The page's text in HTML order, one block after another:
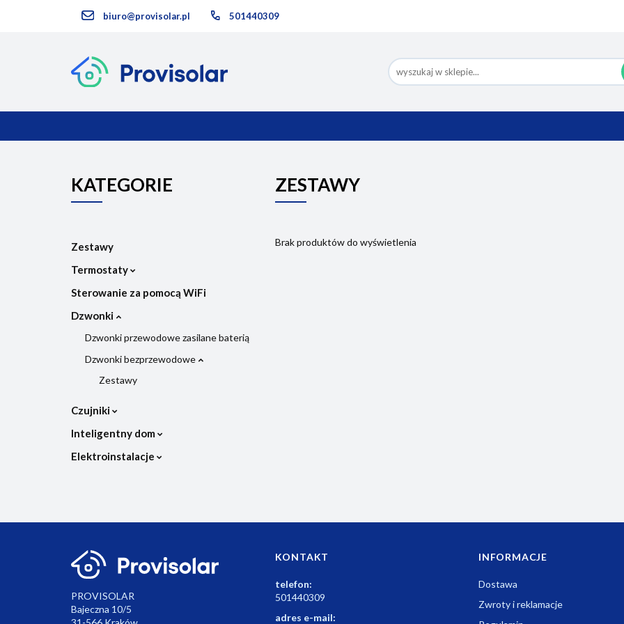
biuro@provisolar.pl 501440309
Kategorie
KATEGORIE
Zestawy
Termostaty
Sterowanie za pomocą WiFi
Dzwonki
Dzwonki przewodowe zasilane baterią
Dzwonki bezprzewodowe
Zestawy
Czujniki
Inteligentny dom
Elektroinstalacje
ZESTAWY
Brak produktów do wyświetlenia
PROVISOLAR
Bajeczna 10/5
KONTAKT
telefon:
501440309
adres e-mail:
INFORMACJE
Dostawa
Zwroty i reklamacje